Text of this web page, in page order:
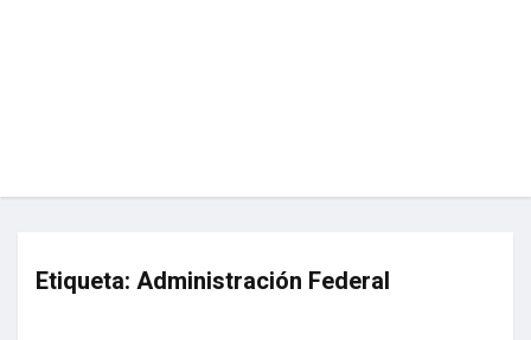
Etiqueta: Administración Federal